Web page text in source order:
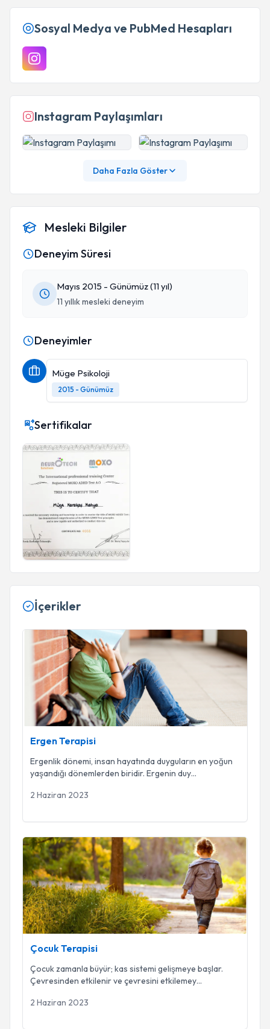
Sosyal Medya ve PubMed Hesapları
Instagram Paylaşımları
Daha Fazla Göster
Mesleki Bilgiler
Deneyim Süresi
Mayıs 2015 - Günümüz (11 yıl)
11 yıllık mesleki deneyim
Deneyimler
Müge Psikoloji
2015 - Günümüz
Sertifikalar
İçerikler
Ergen Terapisi
Ergen Terapisi
Ergenlik dönemi, insan hayatında duyguların en yoğun
yaşandığı dönemlerden biridir. Ergenin duy...
2 Haziran 2023
Çocuk Terapisi
Çocuk Terapisi
Çocuk zamanla büyür; kas sistemi gelişmeye başlar.
Çevresinden etkilenir ve çevresini etkilemey...
2 Haziran 2023